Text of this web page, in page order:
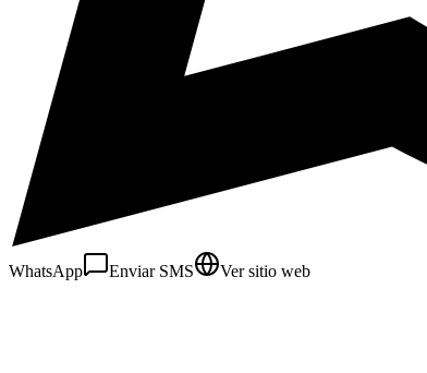
WhatsApp Enviar SMS Ver sitio web